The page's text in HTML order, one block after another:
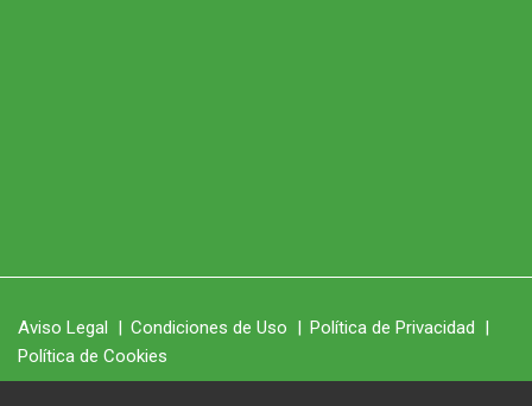
Aviso Legal | Condiciones de Uso | Política de Privacidad |
Política de Cookies